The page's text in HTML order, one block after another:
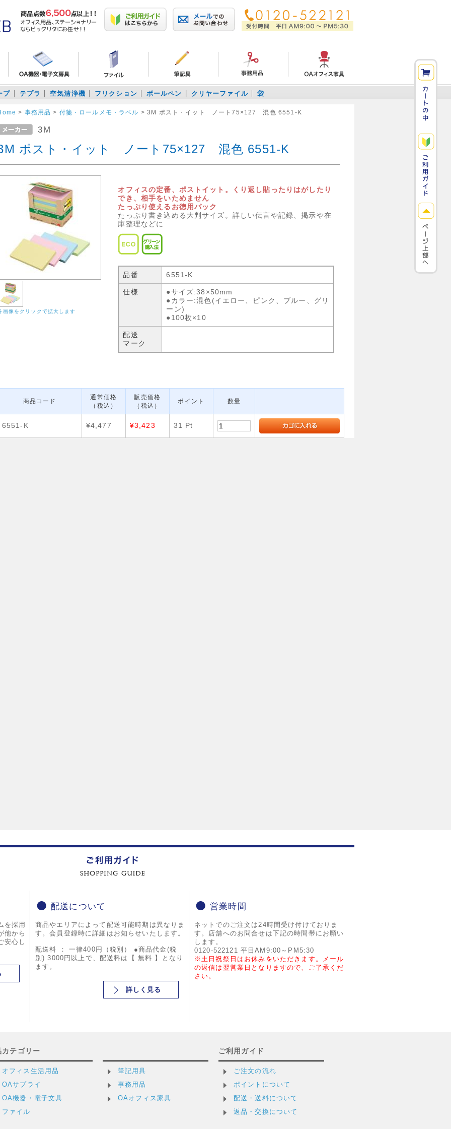
プ テプラ 空気清浄機 フリクション ボールペン クリヤーファイル 袋
> 事務用品 > 付箋・ロールメモ・ラベル >3M ポスト・イット ノート75×127 混色 6551-K
3M
ポスト・イット ノート75×127 混色 6551-K
画像をクリックで拡大します
オフィスの定番、ポストイット。くり返し貼ったりはがしたり
でき、相手をいためません
たっぷり使えるお徳用パック
たっぷり書き込める大判サイズ。詳しい伝言や記録、掲示や在
庫整理などに
品番 6551-K
仕様
●サイズ:38×50mm
●カラー:混色(イエロー、ピンク、ブルー、グリ
ーン)
●100枚×10
配送
マーク
商品コード
通常価格
（税込）
販売価格
（税込）
ポイント 数量
6551-K ¥4,477 ¥3,423 31 Pt
を採用
他から
安心し
配送について
商品やエリアによって配送可能時期は異なりま
す。会員登録時に詳細はお知らせいたします。
配送料 ： 一律400円（税別） ●商品代金(税
別) 3000円以上で、配送料は【 無料 】となり
ます。
詳しく見る
営業時間
ネットでのご注文は24時間受け付けておりま
す。店舗へのお問合せは下記の時間帯にお願い
します。
0120-522121 平日AM9:00～PM5:30
※土日祝祭日はお休みをいただきます。メール
の返信は翌営業日となりますので、ご了承くだ
さい。
カテゴリー
オフィス生活用品
OAサプライ
OA機器・電子文具
ファイル
筆記用具
事務用品
OAオフィス家具
ご利用ガイド
ご注文の流れ
ポイントについて
配送・送料について
返品・交換について